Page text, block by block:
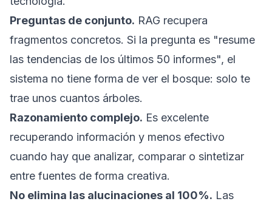
Preguntas de conjunto. RAG recupera
fragmentos concretos. Si la pregunta es "resume
las tendencias de los últimos 50 informes", el
sistema no tiene forma de ver el bosque: solo te
trae unos cuantos árboles.
Razonamiento complejo. Es excelente
recuperando información y menos efectivo
cuando hay que analizar, comparar o sintetizar
entre fuentes de forma creativa.
No elimina las alucinaciones al 100%. Las